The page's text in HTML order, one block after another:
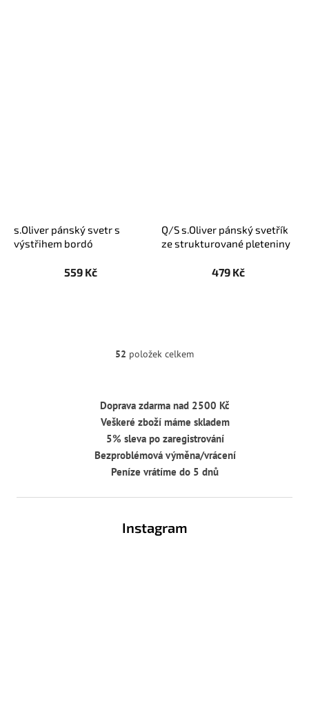
s.Oliver pánský svetr s
výstřihem bordó
559 Kč
Q/S s.Oliver pánský svetřík
ze strukturované pleteniny
479 Kč
O
d
a
c
í
p
r
v
52 položek celkem
Doprava zdarma nad 2500 Kč
Veškeré zboží máme skladem
5% sleva po zaregistrování
Bezproblémová výměna/vrácení
Peníze vrátíme do 5 dnů
Instagram